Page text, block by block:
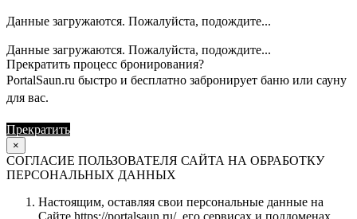
Данные загружаются. Пожалуйста, подождите...
Данные загружаются. Пожалуйста, подождите...
Прекратить процесс бронирования?
PortalSaun.ru быстро и бесплатно забронирует баню или сауну
для вас.
Прекратить
×
СОГЛАСИЕ ПОЛЬЗОВАТЕЛЯ САЙТА НА ОБРАБОТКУ
ПЕРСОНАЛЬНЫХ ДАННЫХ
Настоящим, оставляя свои персональные данные на
Сайте https://portalsaun.ru/, его сервисах и поддоменах,